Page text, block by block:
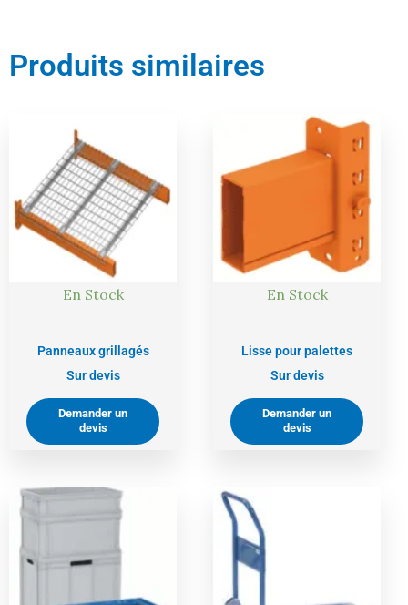
Produits similaires
En Stock
Panneaux grillagés
Sur devis
Demander un
devis
En Stock
Lisse pour palettes
Sur devis
Demander un
devis
est :